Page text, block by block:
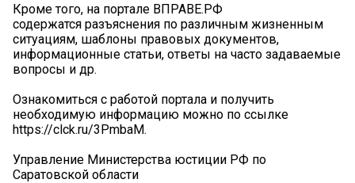
Кроме того, на портале ВПРАВЕ.РФ
содержатся разъяснения по различным жизненным
ситуациям, шаблоны правовых документов,
информационные статьи, ответы на часто задаваемые
вопросы и др.
Ознакомиться с работой портала и получить
необходимую информацию можно по ссылке
https://clck.ru/3PmbaM.
Управление Министерства юстиции РФ по
Саратовской области